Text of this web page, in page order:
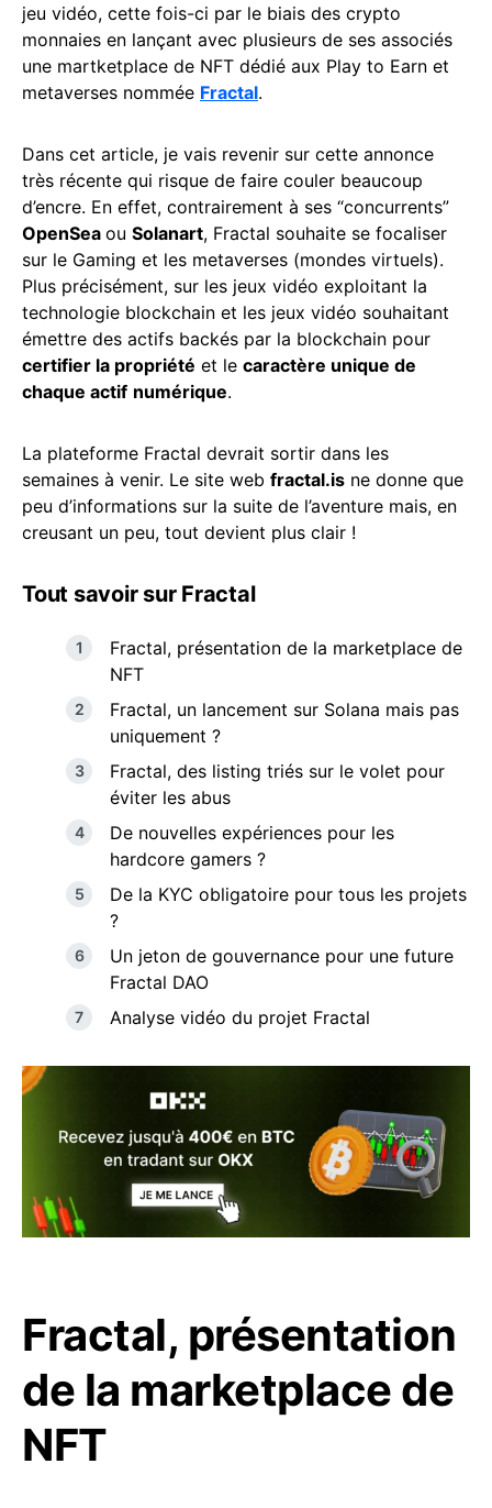
jeu vidéo, cette fois-ci par le biais des crypto
monnaies en lançant avec plusieurs de ses associés
une martketplace de NFT dédié aux Play to Earn et
metaverses nommée Fractal.
Dans cet article, je vais revenir sur cette annonce
très récente qui risque de faire couler beaucoup
d’encre. En effet, contrairement à ses “concurrents”
OpenSea ou Solanart, Fractal souhaite se focaliser
sur le Gaming et les metaverses (mondes virtuels).
Plus précisément, sur les jeux vidéo exploitant la
technologie blockchain et les jeux vidéo souhaitant
émettre des actifs backés par la blockchain pour
certifier la propriété et le caractère unique de
chaque actif numérique.
La plateforme Fractal devrait sortir dans les
semaines à venir. Le site web fractal.is ne donne que
peu d’informations sur la suite de l’aventure mais, en
creusant un peu, tout devient plus clair !
Tout savoir sur Fractal
Fractal, présentation de la marketplace de
NFT
Fractal, un lancement sur Solana mais pas
uniquement ?
Fractal, des listing triés sur le volet pour
éviter les abus
De nouvelles expériences pour les
hardcore gamers ?
De la KYC obligatoire pour tous les projets
?
Un jeton de gouvernance pour une future
Fractal DAO
Analyse vidéo du projet Fractal
Fractal, présentation
de la marketplace de
NFT